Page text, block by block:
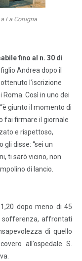
La Corugna
fino al n. 30 di
Andrea dopo il
l’iscrizione
Così in uno dei
giunto il momento di
fai firmare il giornale
e rispettoso,
gli disse: “sei un
ti sarò vicino, non
di lancio.
dopo meno di 45
sofferenza, affrontati
di quello
all’ospedale S.